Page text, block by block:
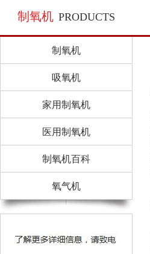
制氧机 PRODUCTS
制氧机
吸氧机
家用制氧机
医用制氧机
制氧机百科
氧气机